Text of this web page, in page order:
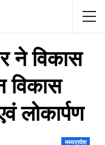
ने विकास
विकास
लोकार्पण
मध्यप्रदेश